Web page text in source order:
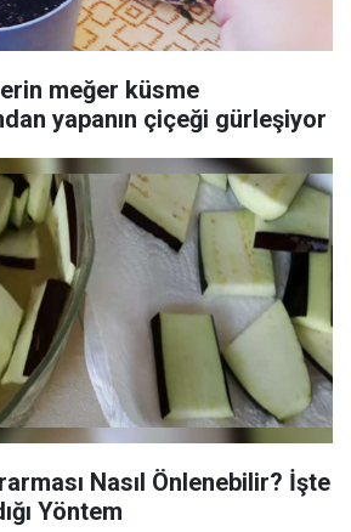
meğer küsme
yapanın çiçeği gürleşiyor
Nasıl Önlenebilir? İşte
Yöntem